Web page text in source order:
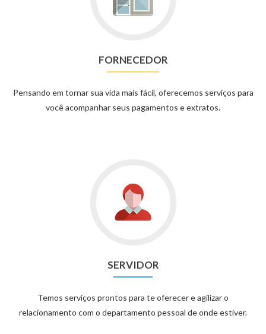
FORNECEDOR
Pensando em tornar sua vida mais fácil, oferecemos serviços para
você acompanhar seus pagamentos e extratos.
SERVIDOR
Temos serviços prontos para te oferecer e agilizar o
relacionamento com o departamento pessoal de onde estiver.